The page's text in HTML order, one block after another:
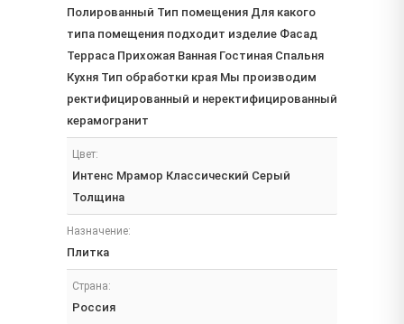
Полированный Тип помещения Для какого
типа помещения подходит изделие Фасад
Терраса Прихожая Ванная Гостиная Спальня
Кухня Тип обработки края Мы производим
ректифицированный и неректифицированный
керамогранит
Цвет:
Интенс Мрамор Классический Серый
Толщина
Назначение:
Плитка
Страна:
Россия